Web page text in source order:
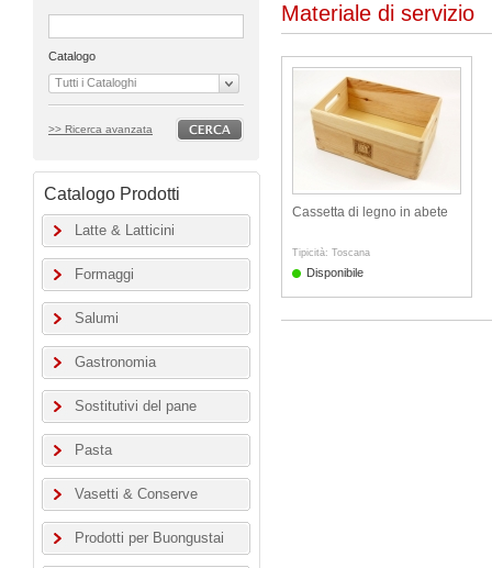
Catalogo
Tutti i Cataloghi
>> Ricerca avanzata
Catalogo Prodotti
Latte & Latticini
Formaggi
Salumi
Gastronomia
Sostitutivi del pane
Pasta
Vasetti & Conserve
Prodotti per Buongustai
Materiale di servizio
Cassetta di legno in abete
Tipicità: Toscana
Disponibile